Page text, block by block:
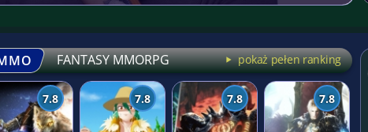
FANTASY MMORPG pokaż pełen ranking
7.8 7.8 7.8 7.8